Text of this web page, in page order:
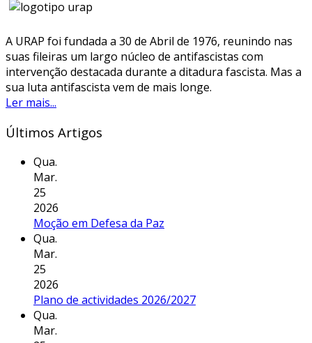
A URAP foi fundada a 30 de Abril de 1976, reunindo nas
suas fileiras um largo núcleo de antifascistas com
intervenção destacada durante a ditadura fascista. Mas a
sua luta antifascista vem de mais longe.
Ler mais...
Últimos Artigos
Qua.
Mar.
25
2026
Moção em Defesa da Paz
Qua.
Mar.
25
2026
Plano de actividades 2026/2027
Qua.
Mar.